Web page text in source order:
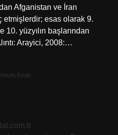
Afganistan ve İran
etmişlerdir; esas olarak 9.
10. yüzyılın başlarından
Arayici, 2008:…
Bırak